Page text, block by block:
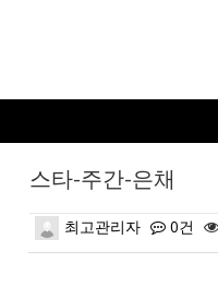
스타-주간-은채
최고관리자 0건